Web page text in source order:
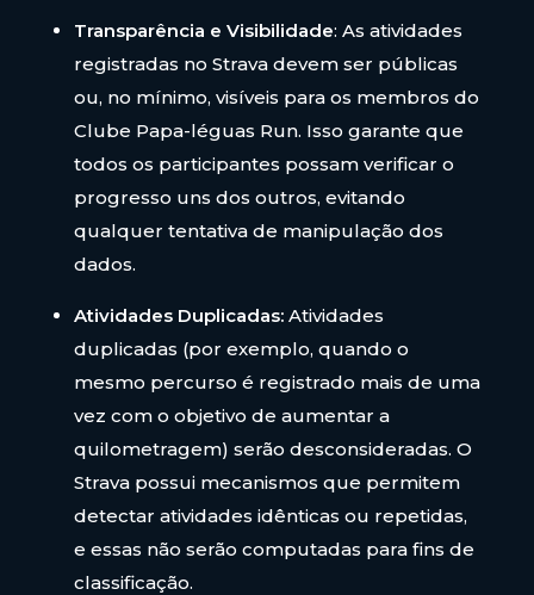
Transparência e Visibilidade: As atividades
registradas no Strava devem ser públicas
ou, no mínimo, visíveis para os membros do
Clube Papa-léguas Run. Isso garante que
todos os participantes possam verificar o
progresso uns dos outros, evitando
qualquer tentativa de manipulação dos
dados.
Atividades Duplicadas: Atividades
duplicadas (por exemplo, quando o
mesmo percurso é registrado mais de uma
vez com o objetivo de aumentar a
quilometragem) serão desconsideradas. O
Strava possui mecanismos que permitem
detectar atividades idênticas ou repetidas,
e essas não serão computadas para fins de
classificação.